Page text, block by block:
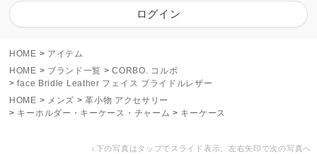
ログイン
HOME
アイテム
HOME
ブランド一覧
CORBO. コルボ
face Bridle Leather フェイス ブライドルレザー
HOME
メンズ
革小物 アクセサリー
キーホルダー・キーケース・チャーム
キーケース
↓下の写真はタップでスライド表示。左右矢印で次の写真へ